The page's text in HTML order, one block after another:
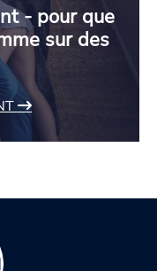
- pour que
sur des